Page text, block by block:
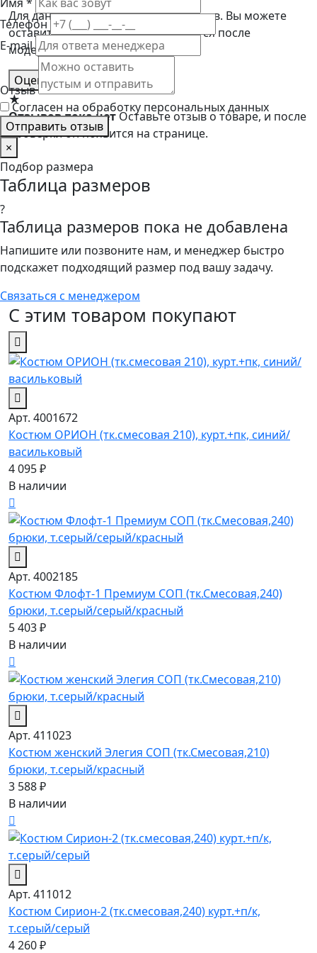
Для данного товара пока нет отзывов. Вы можете
оставить первый отзыв, он появится после
модерации.
Оценить товар
★
Отзывов пока нетОставьте отзыв о товаре, и после
проверки он появится на странице.
Телефон
E-mail
Отзыв
Согласен на обработку персональных данных
Отправить отзыв
×
Подбор размера
Таблица размеров
?
Таблица размеров пока не добавлена
Напишите или позвоните нам, и менеджер быстро
подскажет подходящий размер под вашу задачу.
Связаться с менеджером
С этим товаром покупают
Арт. 4001672
Костюм ОРИОН (тк.смесовая 210), курт.+пк, синий/
васильковый
4 095 ₽
В наличии
Арт. 4002185
Костюм Флофт-1 Премиум СОП (тк.Смесовая,240)
брюки, т.серый/серый/красный
5 403 ₽
В наличии
Арт. 411023
Костюм женский Элегия СОП (тк.Смесовая,210)
брюки, т.серый/красный
3 588 ₽
В наличии
Арт. 411012
Костюм Сирион-2 (тк.смесовая,240) курт.+п/к,
т.серый/серый
4 260 ₽